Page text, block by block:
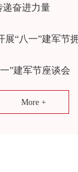
递奋进力量
”建军节座谈会
More +